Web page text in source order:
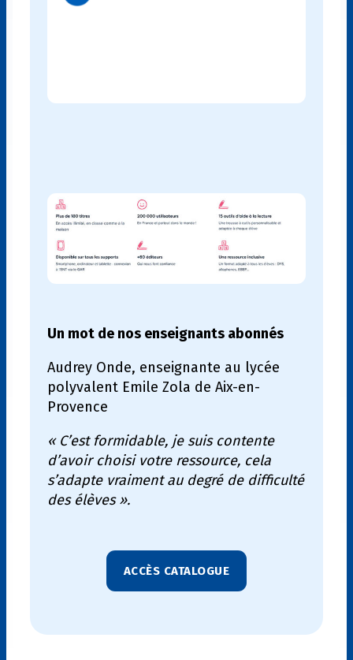
Un mot de nos enseignants abonnés
Audrey Onde, enseignante au lycée
polyvalent Emile Zola de Aix-en-
Provence
« C’est formidable, je suis contente
d’avoir choisi votre ressource, cela
s’adapte vraiment au degré de difficulté
des élèves ».
ACCÈS CATALOGUE